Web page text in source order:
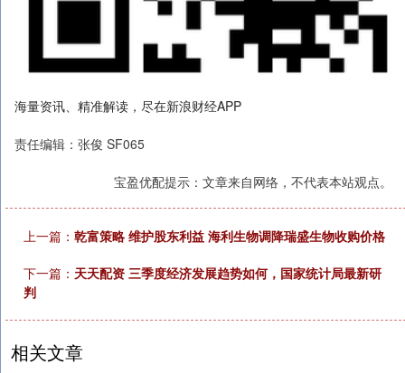
海量资讯、精准解读，尽在新浪财经APP
责任编辑：张俊 SF065
宝盈优配提示：文章来自网络，不代表本站观点。
上一篇： 乾富策略 维护股东利益 海利生物调降瑞盛生物收购价格
下一篇： 天天配资 三季度经济发展趋势如何，国家统计局最新研
判
相关文章